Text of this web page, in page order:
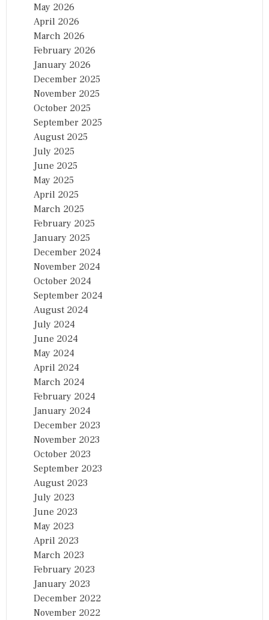
May 2026
April 2026
March 2026
February 2026
January 2026
December 2025
November 2025
October 2025
September 2025
August 2025
July 2025
June 2025
May 2025
April 2025
March 2025
February 2025
January 2025
December 2024
November 2024
October 2024
September 2024
August 2024
July 2024
June 2024
May 2024
April 2024
March 2024
February 2024
January 2024
December 2023
November 2023
October 2023
September 2023
August 2023
July 2023
June 2023
May 2023
April 2023
March 2023
February 2023
January 2023
December 2022
November 2022